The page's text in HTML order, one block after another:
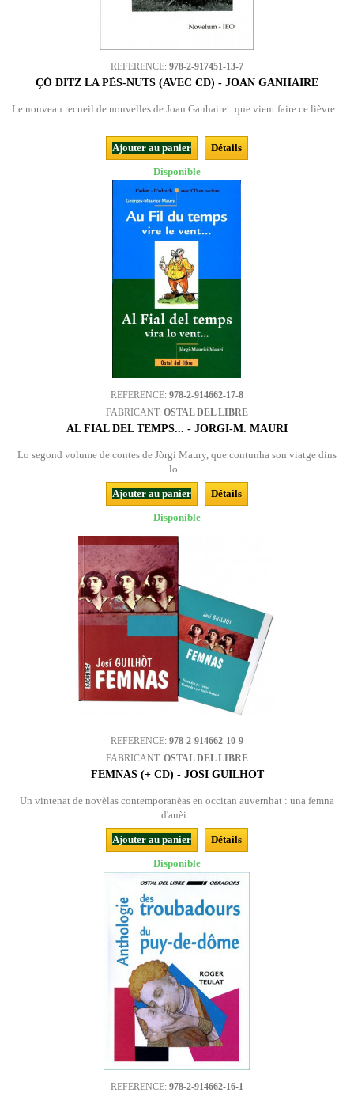
REFERENCE: 978-2-917451-13-7
ÇÒ DITZ LA PÈS-NUTS (AVEC CD) - JOAN GANHAIRE
Le nouveau recueil de nouvelles de Joan Ganhaire : que vient faire ce lièvre...
Ajouter au panier
Détails
Disponible
REFERENCE: 978-2-914662-17-8
FABRICANT: OSTAL DEL LIBRE
AL FIAL DEL TEMPS... - JÒRGI-M. MAURÍ
Lo segond volume de contes de Jòrgi Maury, que contunha son viatge dins
lo...
Ajouter au panier
Détails
Disponible
REFERENCE: 978-2-914662-10-9
FABRICANT: OSTAL DEL LIBRE
FEMNAS (+ CD) - JOSÍ GUILHÒT
Un vintenat de novèlas contemporanèas en occitan auvernhat : una femna
d'auèi...
Ajouter au panier
Détails
Disponible
REFERENCE: 978-2-914662-16-1